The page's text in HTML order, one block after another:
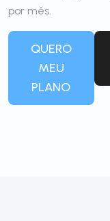
por mês.
QUERO
MEU
PLANO